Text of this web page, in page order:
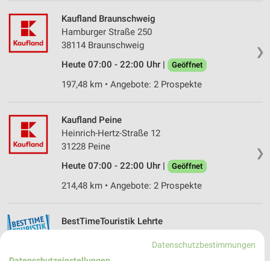
❯
Kaufland Braunschweig
Hamburger Straße 250
38114 Braunschweig
Heute 07:00 - 22:00 Uhr |
Geöffnet
197,48 km • Angebote: 2 Prospekte
❯
Kaufland Peine
Heinrich-Hertz-Straße 12
31228 Peine
Heute 07:00 - 22:00 Uhr |
Geöffnet
214,48 km • Angebote: 2 Prospekte
BestTimeTouristik Lehrte
Datenschutzbestimmungen